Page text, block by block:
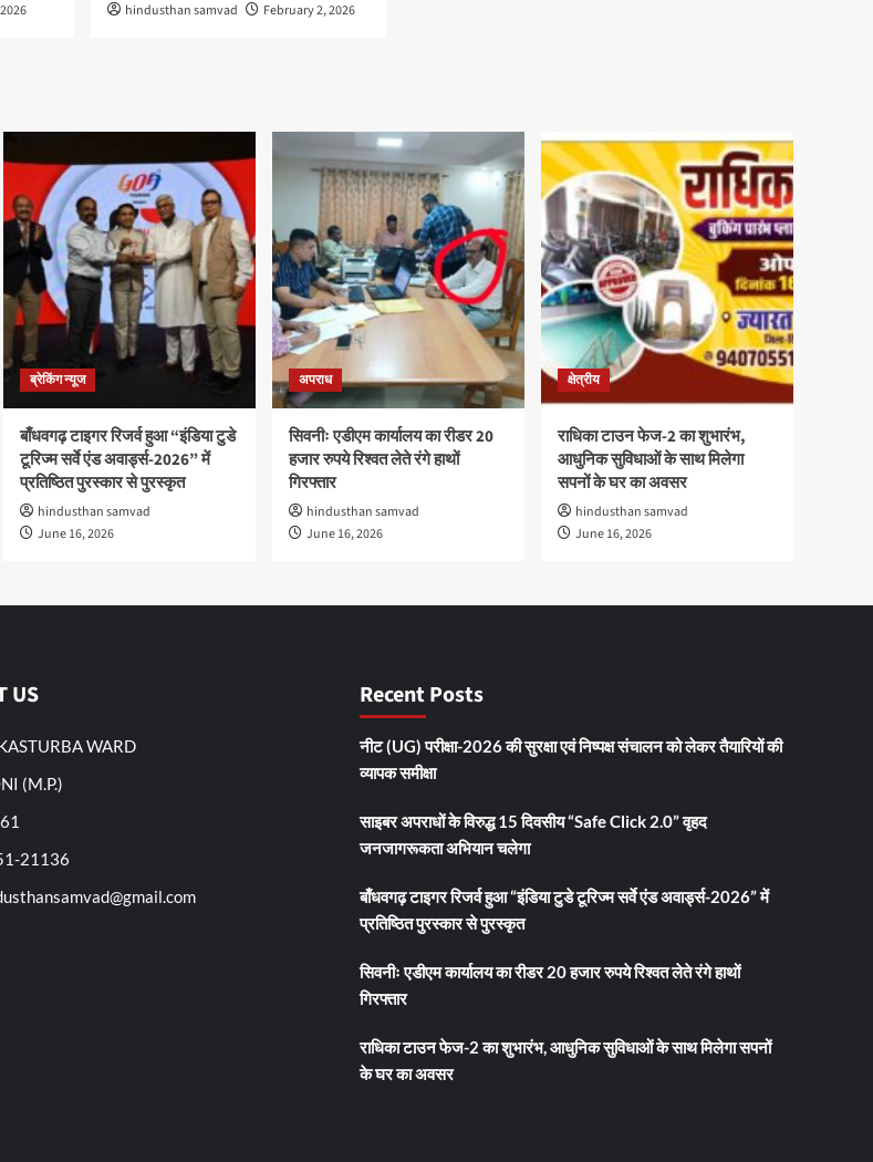
hindusthan samvad February 2, 2026
ब्रेकिंग न्यूज
बाँधवगढ़ टाइगर रिजर्व हुआ “इंडिया टुडे
टूरिज्म सर्वे एंड अवार्ड्स-2026” में
प्रतिष्ठित पुरस्कार से पुरस्कृत
hindusthan samvad
June 16, 2026
अपराध
सिवनीः एडीएम कार्यालय का रीडर 20
हजार रुपये रिश्वत लेते रंगे हाथों
गिरफ्तार
hindusthan samvad
June 16, 2026
क्षेत्रीय
राधिका टाउन फेज-2 का शुभारंभ,
आधुनिक सुविधाओं के साथ मिलेगा
सपनों के घर का अवसर
hindusthan samvad
June 16, 2026
US
WARD
(M.P.)
21136
Recent Posts
नीट (UG) परीक्षा-2026 की सुरक्षा एवं निष्पक्ष संचालन को लेकर तैयारियों की
व्यापक समीक्षा
साइबर अपराधों के विरुद्ध 15 दिवसीय “Safe Click 2.0” वृहद
जनजागरूकता अभियान चलेगा
बाँधवगढ़ टाइगर रिजर्व हुआ “इंडिया टुडे टूरिज्म सर्वे एंड अवार्ड्स-2026” में
प्रतिष्ठित पुरस्कार से पुरस्कृत
सिवनीः एडीएम कार्यालय का रीडर 20 हजार रुपये रिश्वत लेते रंगे हाथों
गिरफ्तार
राधिका टाउन फेज-2 का शुभारंभ, आधुनिक सुविधाओं के साथ मिलेगा सपनों
के घर का अवसर